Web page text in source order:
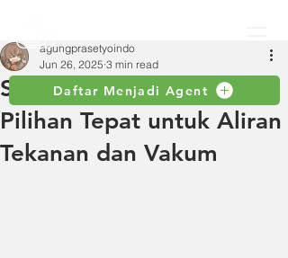
Daftar Menjadi Agent
Selang Toyospring :
Pilihan Tepat untuk Aliran
Tekanan dan Vakum
agungprasetyoindo
Jun 26, 2025 3 min read